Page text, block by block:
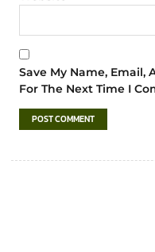
Save My Name, Email,
For The Next Time I